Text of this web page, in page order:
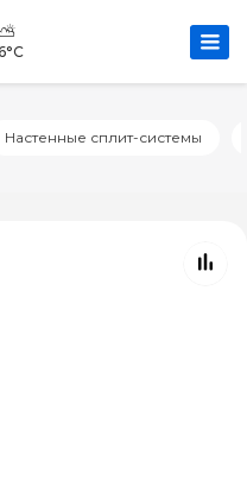
Настенные сплит-системы